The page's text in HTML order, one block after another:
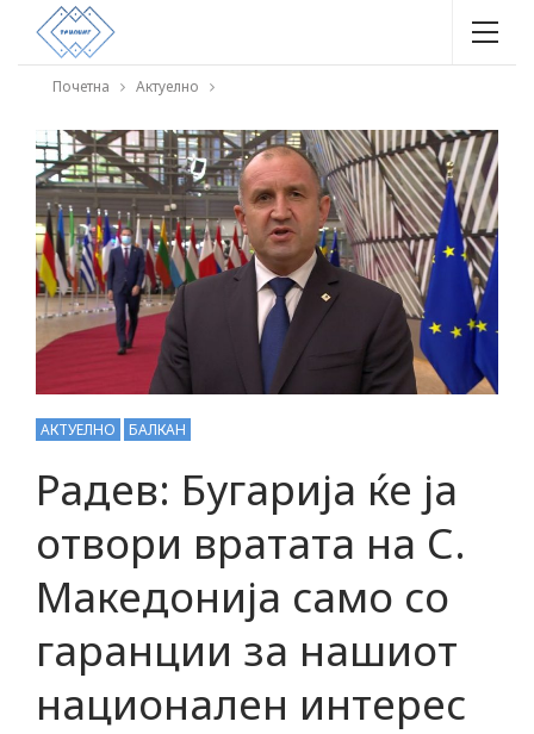
Почетна Актуелно
АКТУЕЛНО БАЛКАН
Радев: Бугарија ќе ја
отвори вратата на С.
Македонија само со
гаранции за нашиот
национален интерес